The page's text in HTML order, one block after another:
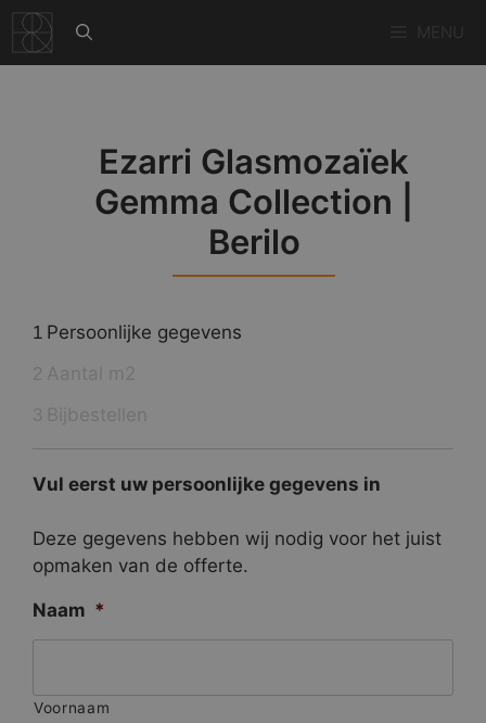
naar
de
Ezarri Glasmozaïek
Gemma Collection |
Berilo
1 Persoonlijke gegevens
Vul eerst uw persoonlijke gegevens in
Deze gegevens hebben wij nodig voor het juist
opmaken van de offerte.
Naam *
Voornaam